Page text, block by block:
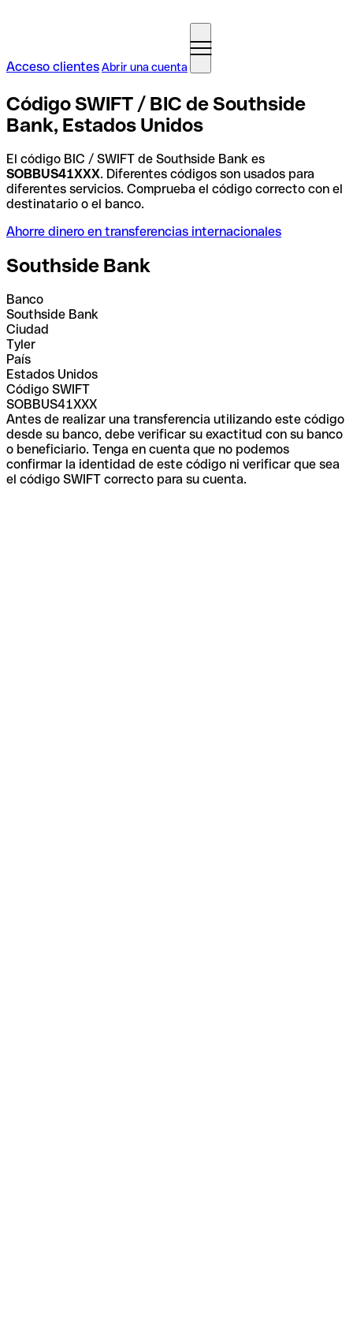
Acceso clientesAbrir una cuenta
Código SWIFT / BIC de Southside
Bank, Estados Unidos
El código BIC / SWIFT de Southside Bank es
SOBBUS41XXX. Diferentes códigos son usados para
diferentes servicios. Comprueba el código correcto con el
destinatario o el banco.
Ahorre dinero en transferencias internacionales
Southside Bank
Banco
Southside Bank
Ciudad
Tyler
País
Estados Unidos
Código SWIFT
SOBBUS41XXX
Antes de realizar una transferencia utilizando este código
desde su banco, debe verificar su exactitud con su banco
o beneficiario. Tenga en cuenta que no podemos
confirmar la identidad de este código ni verificar que sea
el código SWIFT correcto para su cuenta.